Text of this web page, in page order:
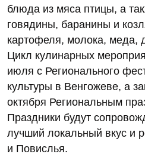
блюда из мяса птицы, а
говядины, баранины и
картофеля, молока, меда,
Цикл кулинарных
июля с Регионального
культуры в Венгожеве, а
октября Региональным
Праздники будут
лучший локальный вкус и
и Повислья.